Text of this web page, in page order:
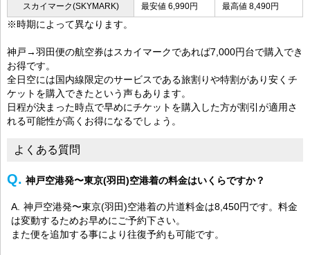
スカイマーク(SKYMARK) 最安値 6,990円 最高値 8,490円
※時期によって異なります。
神戸→羽田便の航空券はスカイマークであれば7,000円台で購入でき
お得です。
全日空には国内線限定のサービスである旅割りや特割があり安くチ
ケットを購入できたという声もあります。
日程が決まった時点で早めにチケットを購入した方が割引が適用さ
れる可能性が高くお得になるでしょう。
よくある質問
神戸空港発〜東京(羽田)空港着の料金はいくらですか？
神戸空港発〜東京(羽田)空港着の片道料金は8,450円です。料金
は変動するためお早めにご予約下さい。
また便を追加する事により往復予約も可能です。